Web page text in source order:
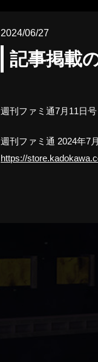
2024/06/27
記事掲載
週刊ファミ通7月11日
週刊ファミ通 2024年7
https://